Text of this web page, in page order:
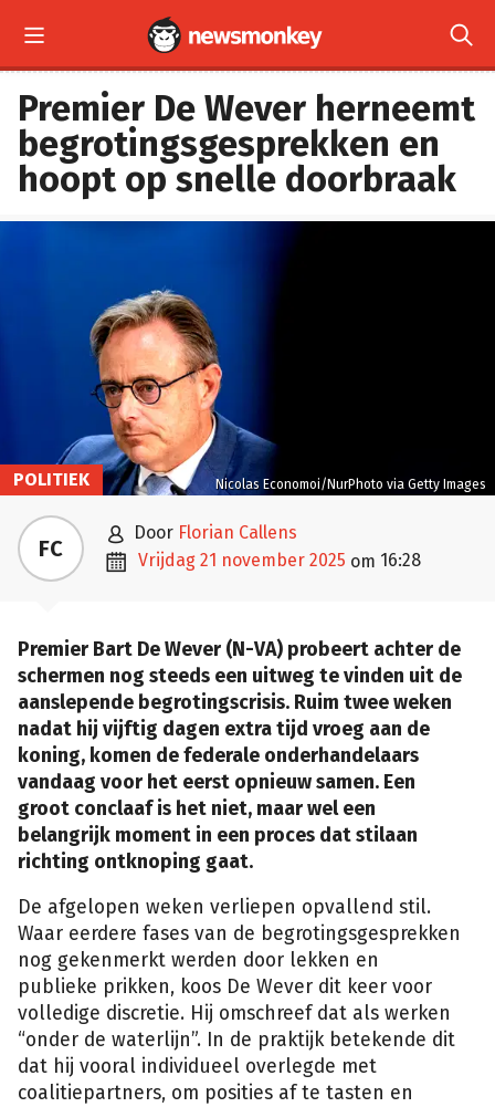
 
Premier De Wever herneemt
begrotingsgesprekken en
hoopt op snelle doorbraak
Nicolas Economoi/NurPhoto via Getty Images
POLITIEK
FC  door Florian Callens
 vrijdag 21 november 2025 om 16:28
Premier Bart De Wever (N-VA) probeert achter de
schermen nog steeds een uitweg te vinden uit de
aanslepende begrotingscrisis. Ruim twee weken
nadat hij vijftig dagen extra tijd vroeg aan de
koning, komen de federale onderhandelaars
vandaag voor het eerst opnieuw samen. Een
groot conclaaf is het niet, maar wel een
belangrijk moment in een proces dat stilaan
richting ontknoping gaat.
De afgelopen weken verliepen opvallend stil.
Waar eerdere fases van de begrotingsgesprekken
nog gekenmerkt werden door lekken en
publieke prikken, koos De Wever dit keer voor
volledige discretie. Hij omschreef dat als werken
“onder de waterlijn”. In de praktijk betekende dit
dat hij vooral individueel overlegde met
coalitiepartners, om posities af te tasten en